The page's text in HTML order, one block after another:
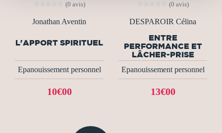
(0 avis)
Jonathan Aventin
L'APPORT SPIRITUEL
Epanouissement personnel
10€00
(0 avis)
DESPAROIR Célina
ENTRE
PERFORMANCE ET
LÂCHER-PRISE
Epanouissement personnel
13€00